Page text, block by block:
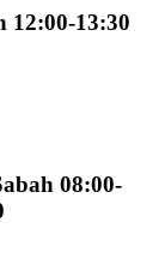
12:00-13:30
08:00-